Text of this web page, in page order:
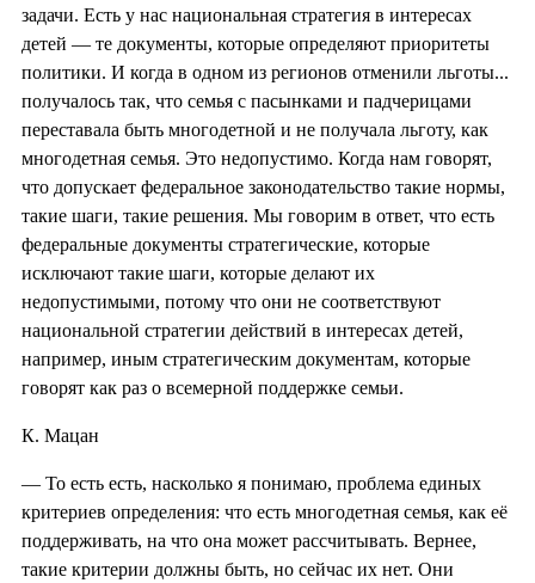
задачи. Есть у нас национальная стратегия в интересах
детей — те документы, которые определяют приоритеты
политики. И когда в одном из регионов отменили льготы...
получалось так, что семья с пасынками и падчерицами
переставала быть многодетной и не получала льготу, как
многодетная семья. Это недопустимо. Когда нам говорят,
что допускает федеральное законодательство такие нормы,
такие шаги, такие решения. Мы говорим в ответ, что есть
федеральные документы стратегические, которые
исключают такие шаги, которые делают их
недопустимыми, потому что они не соответствуют
национальной стратегии действий в интересах детей,
например, иным стратегическим документам, которые
говорят как раз о всемерной поддержке семьи.
К. Мацан
— То есть есть, насколько я понимаю, проблема единых
критериев определения: что есть многодетная семья, как её
поддерживать, на что она может рассчитывать. Вернее,
такие критерии должны быть, но сейчас их нет. Они